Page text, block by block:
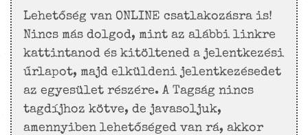
Lehetőség van ONLINE csatlakozásra is!
Nincs más dolgod, mint az alábbi linkre
kattintanod és kitöltened a jelentkezési
űrlapot, majd elküldeni jelentkezésedet
az egyesület részére. A Tagság nincs
tagdíjhoz kötve, de javasoljuk,
amennyiben lehetőséged van rá, akkor